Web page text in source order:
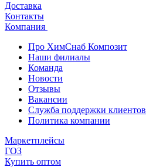
Доставка
Контакты
Компания
Про ХимСнаб Композит
Наши филиалы
Команда
Новости
Отзывы
Вакансии
Служба поддержки клиентов
Политика компании
Маркетплейсы
ГОЗ
Купить оптом